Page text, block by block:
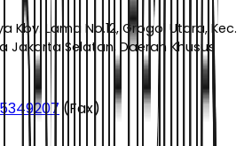
Kby. Lama No.12, Grogol Utara, Kec.
Jakarta Selatan, Daerah Khusus
(Fax)